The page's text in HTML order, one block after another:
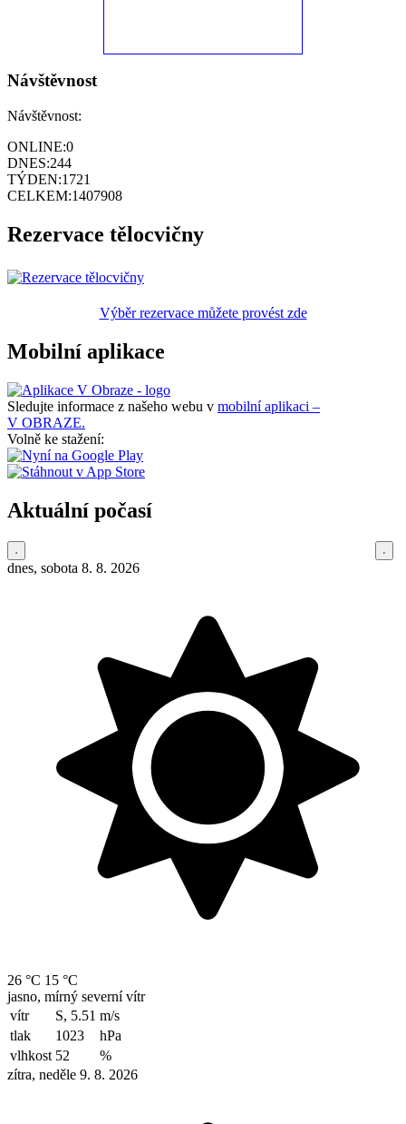
Návštěvnost
Návštěvnost:
ONLINE:0
DNES:244
TÝDEN:1721
CELKEM:1407908
Rezervace tělocvičny
Výběr rezervace můžete provést zde
Mobilní aplikace
Sledujte informace z našeho webu v mobilní aplikaci –
V OBRAZE.
Volně ke stažení:
Aktuální počasí
dnes, sobota 8. 8. 2026
26 °C 15 °C
jasno, mírný severní vítr
vítr
S, 5.51 m/s
tlak
1023
hPa
vlhkost 52
%
zítra, neděle 9. 8. 2026